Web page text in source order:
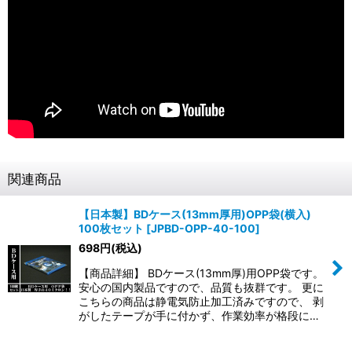
関連商品
【日本製】BDケース(13mm厚用)OPP袋(横入)
100枚セット [JPBD-OPP-40-100]
698円(税込)
【商品詳細】 BDケース(13mm厚)用OPP袋です。
安心の国内製品ですので、品質も抜群です。 更に
こちらの商品は静電気防止加工済みですので、 剥
がしたテープが手に付かず、作業効率が格段に…